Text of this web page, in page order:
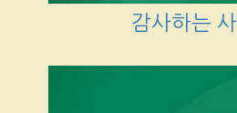
감사하는